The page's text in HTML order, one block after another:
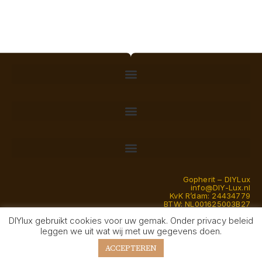
Gopherit – DIYLux
info@DIY-Lux.nl
KvK R’dam: 24434779
BTW: NL001625003B27
© Gopherit 2026 — DIYlux is een handelsnaam van eenmanszaak
Gopherit en een transitie van Schoenveters naar Modelbouw sinds
DIYlux gebruikt cookies voor uw gemak. Onder privacy beleid
leggen we uit wat wij met uw gegevens doen.
ACCEPTEREN